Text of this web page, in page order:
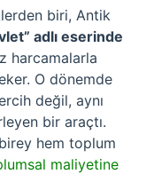
biri, Antik
adlı eserinde
harcamalarla
O dönemde
değil, aynı
bir araçtı.
hem toplum
maliyetine